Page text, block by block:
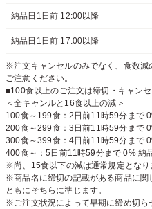
納品日1日前 12:00以降
納品日1日前 17:00以降
※注文キャンセルのみでなく、食数減
ご注意ください。
■100食以上のご注文は締切・キャンセ
＜全キャンルと16食以上の減＞
100食～199食：2日前11時59分まで
200食～299食：3日前11時59分まで
300食～399食：4日前11時59分まで
400食～：5日前11時59分まで 0% 納
※尚、15食以下の減は通常規定となり
※商品名に締切の記載がある商品に関
ともにそちらに準じます。
※ご注文状況によって早期に締め切ら